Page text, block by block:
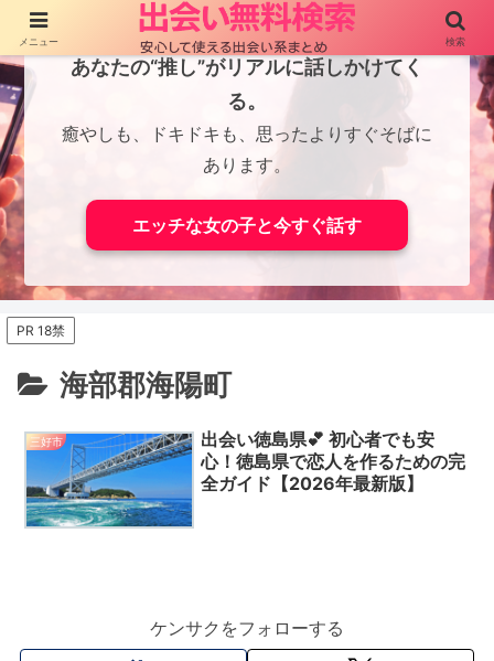
あなたの“推し”がリアルに話しかけてく
る。
癒やしも、ドキドキも、思ったよりすぐそばに
あります。
エッチな女の子と今すぐ話す
PR 18禁
海部郡海陽町
三好市
出会い徳島県💕 初心者でも安
心！徳島県で恋人を作るための完
全ガイド【2026年最新版】
ケンサクをフォローする
メニュー 検索